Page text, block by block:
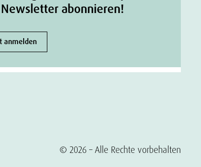
abonnieren!
anmelden
© 2026 – Alle Rechte vorbehalten